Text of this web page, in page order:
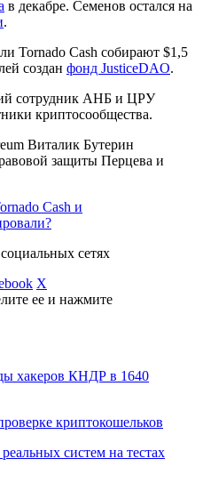
в декабре. Семенов остался на
.
Tornado Cash собирают $1,5
создан фонд JusticeDAO.
сотрудник АНБ и ЦРУ
криптосообщества.
Виталик Бутерин
защиты Перцева и
Cash и
сетях
X
ее и нажмите
хакеров КНДР в 1640
криптокошельков
систем на тестах